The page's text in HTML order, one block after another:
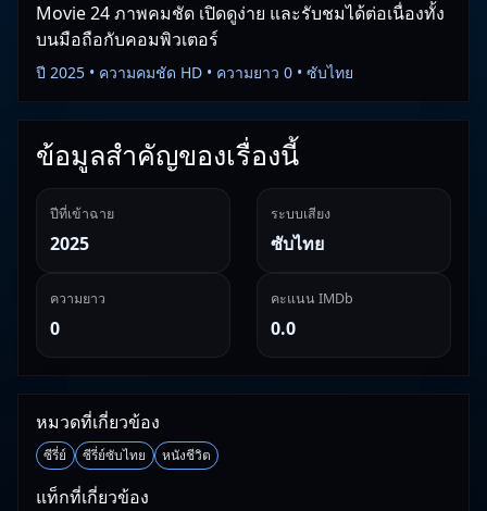
Movie 24 ภาพคมชัด เปิดดูง่าย และรับชมได้ต่อเนื่องทั้ง
บนมือถือกับคอมพิวเตอร์
ปี 2025 • ความคมชัด HD • ความยาว 0 • ซับไทย
ข้อมูลสำคัญของเรื่องนี้
ปีที่เข้าฉาย
2025
ระบบเสียง
ซับไทย
ความยาว
0
คะแนน IMDb
0.0
หมวดที่เกี่ยวข้อง
ซีรี่ย์ ซีรี่ย์ซับไทย หนังชีวิต
แท็กที่เกี่ยวข้อง